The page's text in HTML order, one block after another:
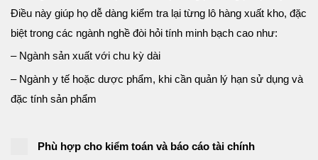
Điều này giúp họ dễ dàng kiểm tra lại từng lô hàng xuất kho, đặc
biệt trong các ngành nghề đòi hỏi tính minh bạch cao như:
– Ngành sản xuất với chu kỳ dài
– Ngành y tế hoặc dược phẩm, khi cần quản lý hạn sử dụng và
đặc tính sản phẩm
Phù hợp cho kiểm toán và báo cáo tài chính